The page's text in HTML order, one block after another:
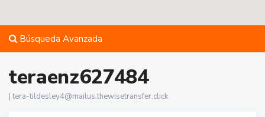
Búsqueda Avanzada
teraenz627484
|tera-tildesley4@mailus.thewisetransfer.click